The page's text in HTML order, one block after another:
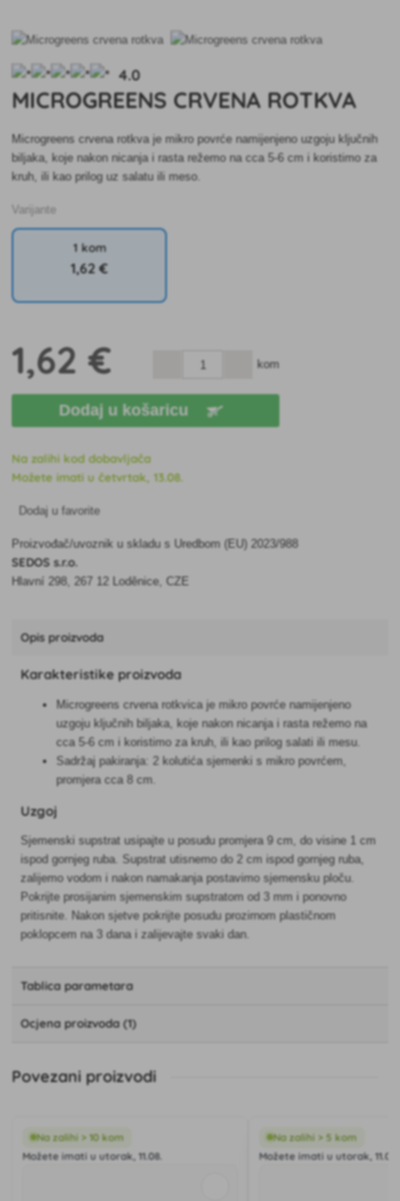
4.0
MICROGREENS CRVENA ROTKVA
Microgreens crvena rotkva je mikro povrće namijenjeno uzgoju ključnih
biljaka, koje nakon nicanja i rasta režemo na cca 5-6 cm i koristimo za
kruh, ili kao prilog uz salatu ili meso.
Varijante
1 kom
1,62 €
1,62 € kom
Dodaj u košaricu
Na zalihi kod dobavljača
Možete imati u četvrtak, 13.08.
Dodaj u favorite
Proizvođač/uvoznik u skladu s Uredbom (EU) 2023/988
SEDOS s.r.o.
Hlavní 298, 267 12 Loděnice, CZE
Opis proizvoda
Karakteristike proizvoda
Microgreens crvena rotkvica je mikro povrće namijenjeno
uzgoju ključnih biljaka, koje nakon nicanja i rasta režemo na
cca 5-6 cm i koristimo za kruh, ili kao prilog salati ili mesu.
Sadržaj pakiranja: 2 kolutića sjemenki s mikro povrćem,
promjera cca 8 cm.
Uzgoj
Sjemenski supstrat usipajte u posudu promjera 9 cm, do visine 1 cm
ispod gornjeg ruba. Supstrat utisnemo do 2 cm ispod gornjeg ruba,
zalijemo vodom i nakon namakanja postavimo sjemensku ploču.
Pokrijte prosijanim sjemenskim supstratom od 3 mm i ponovno
pritisnite. Nakon sjetve pokrijte posudu prozirnom plastičnom
poklopcem na 3 dana i zalijevajte svaki dan.
Tablica parametara
Ocjena proizvoda (1)
Povezani proizvodi
Na zalihi > 10 kom
Možete imati u utorak, 11.08.
Na zalihi > 5 kom
Možete imati u utorak, 11.08.